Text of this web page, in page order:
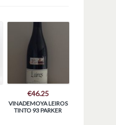
€46.25
VINADEMOYA LEIROS
TINTO 93 PARKER